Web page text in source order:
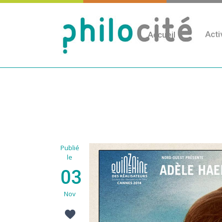
Accueil
Publié
le
03
Nov